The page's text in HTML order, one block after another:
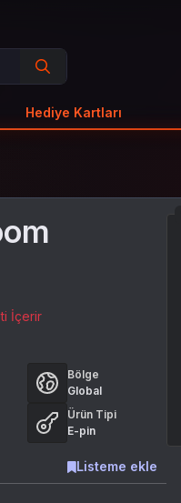
Hediye Kartları
İçerir
Bölge
Global
Ürün Tipi
E-pin
Listeme ekle